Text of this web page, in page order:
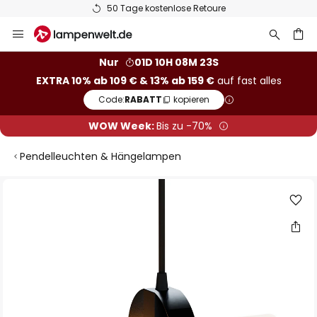
50 Tage kostenlose Retoure
Inhalt
Nur
01D 10H 08M 23S
EXTRA 10% ab 109 € & 13% ab 159 €auf fast alles
Code:RABATT kopieren
WOW Week:Bis zu -70%
Pendelleuchten & Hängelampen